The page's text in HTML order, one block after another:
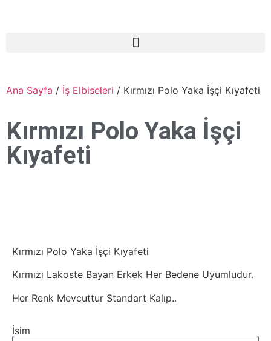
Ana Sayfa / İş Elbiseleri / Kırmızı Polo Yaka İşçi Kıyafeti
Kırmızı Polo Yaka İşçi
Kıyafeti
Kırmızı Polo Yaka İşçi Kıyafeti
Kırmızı Lakoste Bayan Erkek Her Bedene Uyumludur.
Her Renk Mevcuttur Standart Kalıp..
İsim